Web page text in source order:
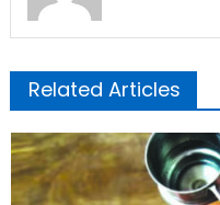
Related Articles